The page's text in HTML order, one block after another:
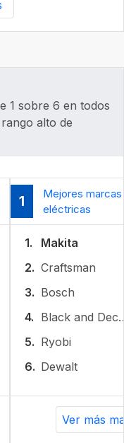
1 sobre 6 en todos
alto de
1
Mejores
eléctricas
1.
Makita
2. Craftsman
3. Bosch
4.
5. Ryobi
6. Dewalt
Ver más